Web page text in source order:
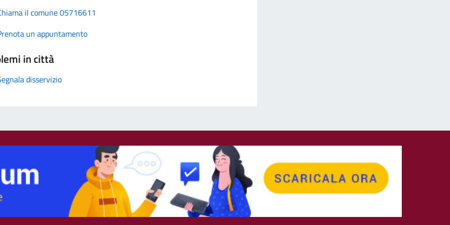
il comune 05716611
un appuntamento
in città
disservizio